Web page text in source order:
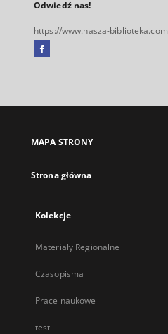
Odwiedź nas!
https://www.nasza-biblioteka.com
Facebook
się
karcie
MAPA STRONY
Strona główna
Kolekcje
Materiały Regionalne
Czasopisma
Prace naukowe
test